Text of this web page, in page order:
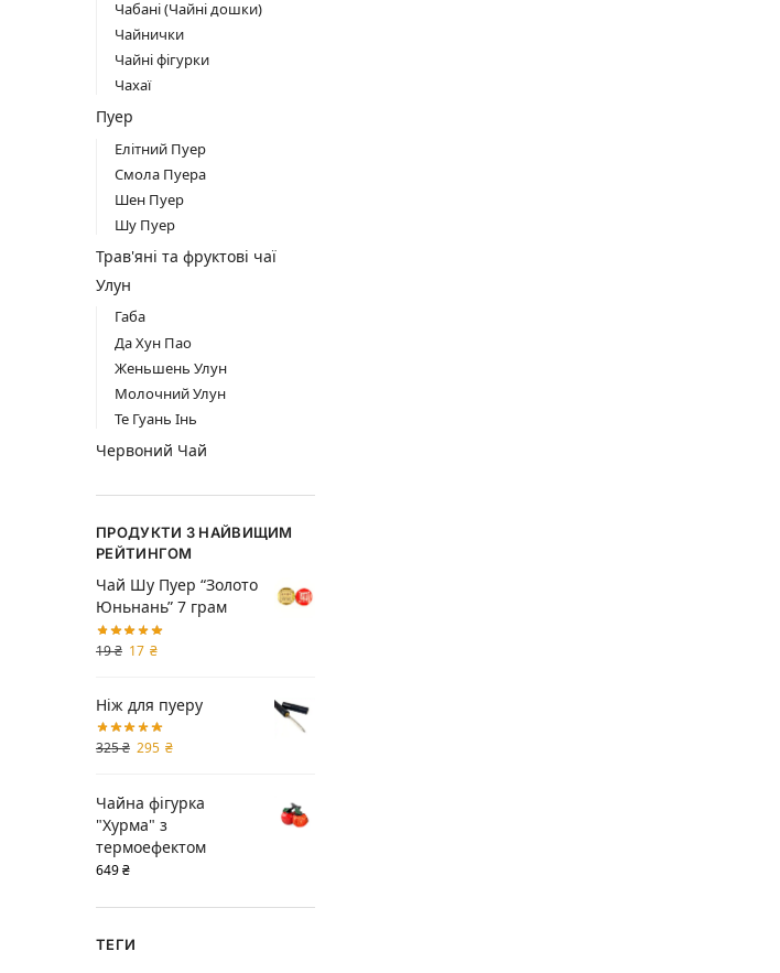
Чабані (Чайні дошки)
Чайнички
Чайні фігурки
Чахаї
Пуер
Елітний Пуер
Смола Пуера
Шен Пуер
Шу Пуер
Трав'яні та фруктові чаї
Улун
Габа
Да Хун Пао
Женьшень Улун
Молочний Улун
Те Гуань Інь
Червоний Чай
ПРОДУКТИ З НАЙВИЩИМ
РЕЙТИНГОМ
Чай Шу Пуер “Золото
Юньнань” 7 грам
19₴ 17 ₴
Ніж для пуеру
325₴ 295 ₴
Чайна фігурка
"Хурма" з
термоефектом
649₴
ТЕГИ